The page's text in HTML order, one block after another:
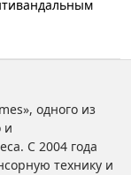
одного из
и
С 2004 года
технику и